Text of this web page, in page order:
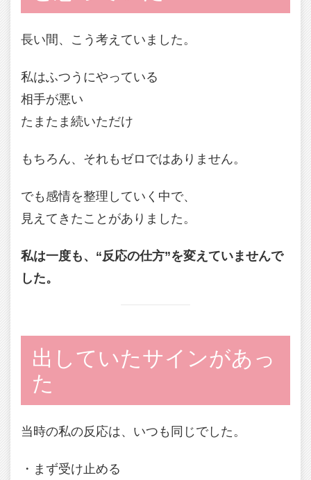
長い間、こう考えていました。
私はふつうにやっている
相手が悪い
たまたま続いただけ
もちろん、それもゼロではありません。
でも感情を整理していく中で、
見えてきたことがありました。
私は一度も、“反応の仕方”を変えていませんで
した。
出していたサインがあっ
た
当時の私の反応は、いつも同じでした。
・まず受け止める